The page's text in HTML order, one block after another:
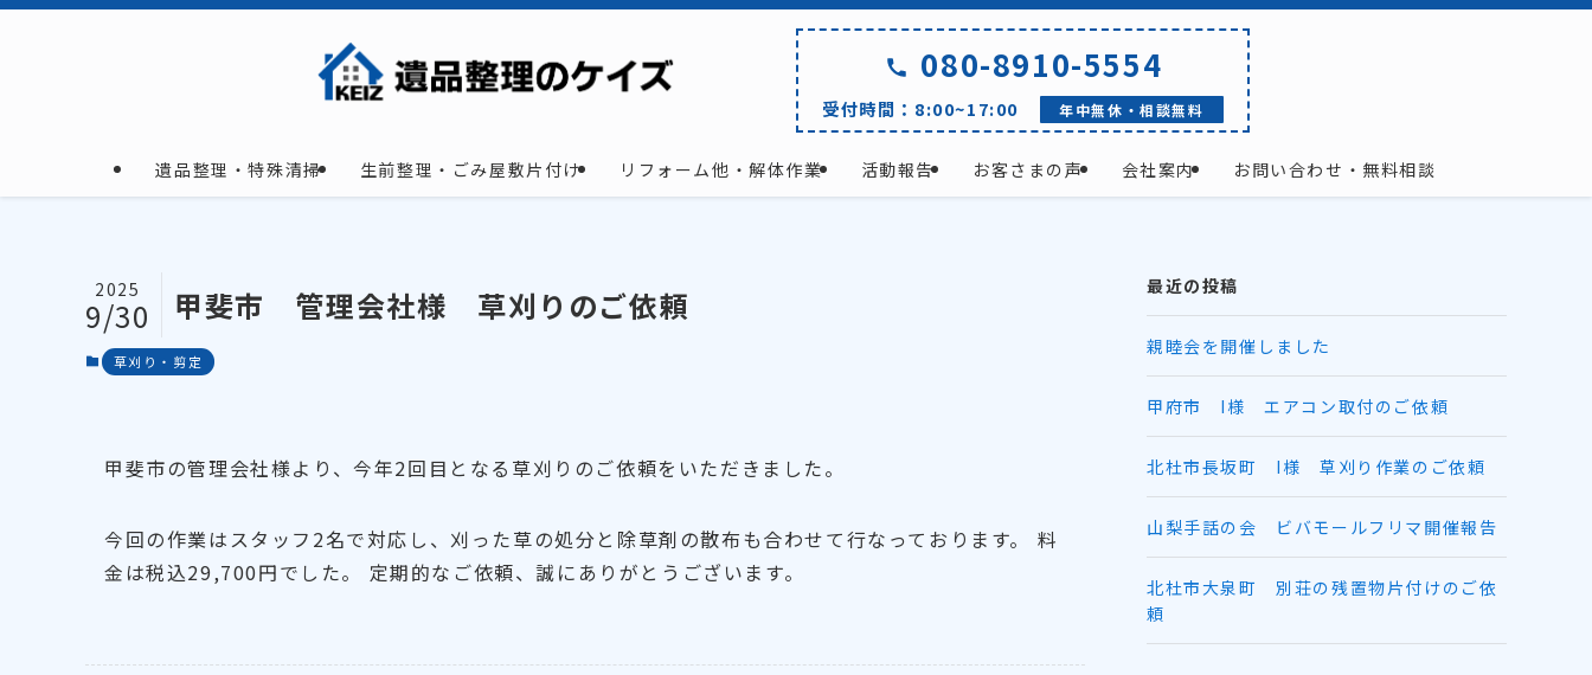
遺品整理・特殊清掃 生前整理・ごみ屋敷片付け リフォーム他・解体作業 活動報告 お客さまの声 会社案内 お問い合わせ・無料相談
080-8910-5554
受付時間：8:00~17:00 年中無休・相談無料
甲斐市 管理会社様 草刈りのご依頼
2025
9/30
草刈り・剪定
甲斐市の管理会社様より、今年2回目となる草刈りのご依頼をいただきました。
今回の作業はスタッフ2名で対応し、刈った草の処分と除草剤の散布も合わせて行なっております。 料
金は税込29,700円でした。 定期的なご依頼、誠にありがとうございます。
最近の投稿
親睦会を開催しました
甲府市 I様 エアコン取付のご依頼
北杜市長坂町 I様 草刈り作業のご依頼
山梨手話の会 ビバモールフリマ開催報告
北杜市大泉町 別荘の残置物片付けのご依
頼